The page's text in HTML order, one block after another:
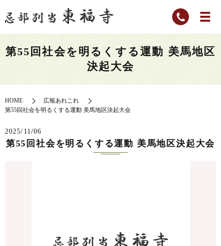
第55回社会を明るくする運動 美馬地区
決起大会
HOME
広報あれこれ
第55回社会を明るくする運動 美馬地区決起大会
2025/11/06
第55回社会を明るくする運動 美馬地区決起大会